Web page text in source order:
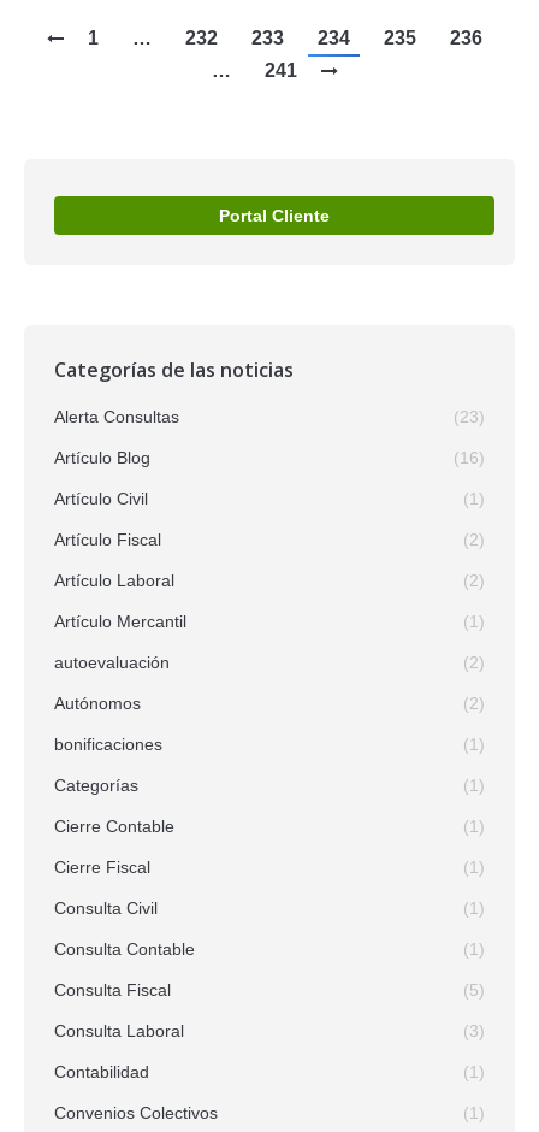
1 … 232 233 234 235
236
…
241
Portal Cliente
Categorías de las noticias
Alerta Consultas (23)
Artículo Blog (16)
Artículo Civil (1)
Artículo Fiscal (2)
Artículo Laboral (2)
Artículo Mercantil (1)
autoevaluación (2)
Autónomos (2)
bonificaciones (1)
Categorías (1)
Cierre Contable (1)
Cierre Fiscal (1)
Consulta Civil (1)
Consulta Contable (1)
Consulta Fiscal (5)
Consulta Laboral (3)
Contabilidad (1)
Convenios Colectivos (1)